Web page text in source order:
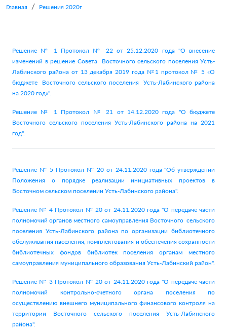
Главная Решения 2020г
Решение № 1 Протокол № 22 от 25.12.2020 года "О внесение
изменений в решение Совета Восточного сельского поселения Усть-
Лабинского района от 13 декабря 2019 года №1 протокол № 5 «О
бюджете Восточного сельского поселения Усть-Лабинского района
на 2020 год»".
Решение № 1 Протокол № 21 от 14.12.2020 года "О бюджете
Восточного сельского поселения Усть-Лабинского района на 2021
год".
Решение № 5 Протокол № 20 от 24.11.2020 года "Об утверждении
Положения о порядке реализации инициативных проектов в
Восточном сельском поселении Усть-Лабинского района".
Решение № 4 Протокол № 20 от 24.11.2020 года "О передаче части
полномочий органов местного самоуправления Восточного сельского
поселения Усть-Лабинского района по организации библиотечного
обслуживания населения, комплектования и обеспечения сохранности
библиотечных фондов библиотек поселения органам местного
самоуправления муниципального образования Усть-Лабинский район".
Решение № 3 Протокол № 20 от 24.11.2020 года "О передаче части
полномочий контрольно-счетного органа поселения по
осуществлению внешнего муниципального финансового контроля на
территории Восточного сельского поселения Усть-Лабинского
района".